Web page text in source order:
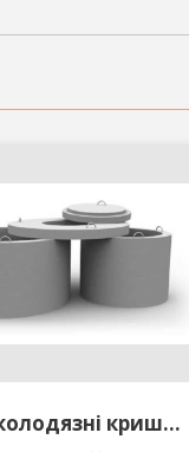
Кільця колодязні кришки днища Блоки від виробника